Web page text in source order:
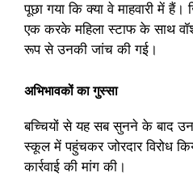
पूछा गया कि क्या वे माहवारी में हैं।
एक करके महिला स्टाफ के साथ
रूप से उनकी जांच की गई।
अभिभावकों का गुस्सा
बच्चियों से यह सब सुनने के बाद
स्कूल में पहुंचकर जोरदार विरोध
कार्रवाई की मांग की।